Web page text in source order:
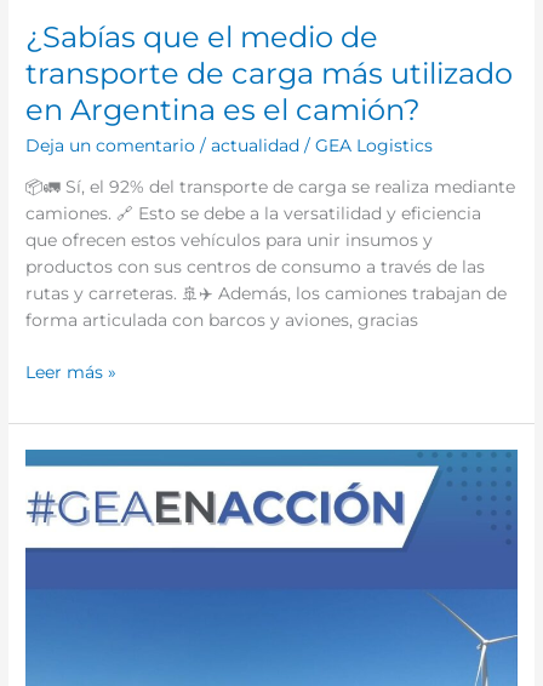
¿Sabías que el medio de
transporte de carga más utilizado
en Argentina es el camión?
Deja un comentario /actualidad /GEA Logistics
📦🚛 Sí, el 92% del transporte de carga se realiza mediante
camiones. 🔗 Esto se debe a la versatilidad y eficiencia
que ofrecen estos vehículos para unir insumos y
productos con sus centros de consumo a través de las
rutas y carreteras. 🚢✈️ Además, los camiones trabajan de
forma articulada con barcos y aviones, gracias
Leer más »
En
GEA
Logistics